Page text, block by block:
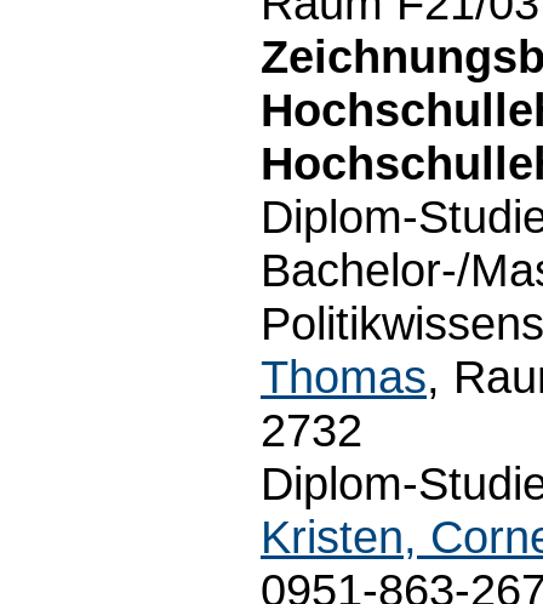
Diplom-
Bachelor-/
Thomas,
2732
Diplom-
Kristen,
0951-863-